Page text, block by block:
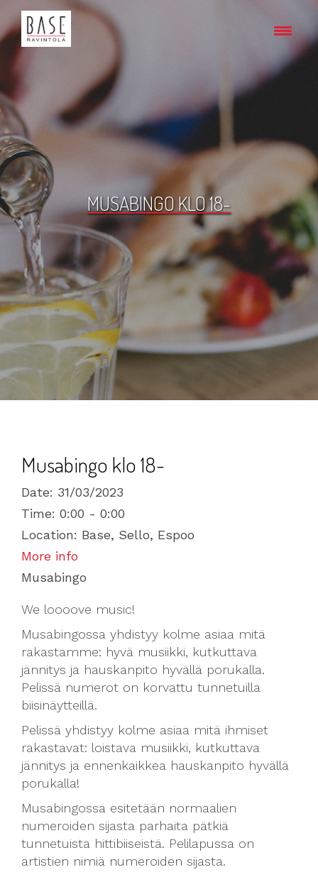
MUSABINGO KLO 18-
Musabingo klo 18-
Date: 31/03/2023
Time: 0:00 - 0:00
Location: Base, Sello, Espoo
More info
Musabingo
We loooove music!
Musabingossa yhdistyy kolme asiaa mitä
rakastamme: hyvä musiikki, kutkuttava
jännitys ja hauskanpito hyvällä porukalla.
Pelissä numerot on korvattu tunnetuilla
biisinäytteillä.
Pelissä yhdistyy kolme asiaa mitä ihmiset
rakastavat: loistava musiikki, kutkuttava
jännitys ja ennenkaikkea hauskanpito hyvällä
porukalla!
Musabingossa esitetään normaalien
numeroiden sijasta parhaita pätkiä
tunnetuista hittibiiseistä. Pelilapussa on
artistien nimiä numeroiden sijasta.